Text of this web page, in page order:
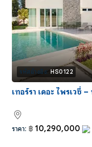
รหัสอ้างอิง: HS0122
เทอร์รา เดอะ ไพรเว
ราคา: ฿ 10,290,000